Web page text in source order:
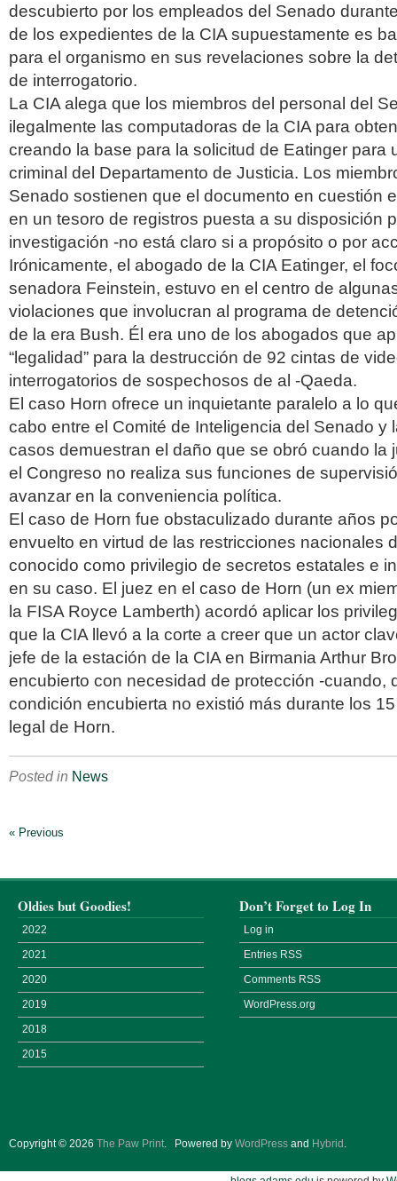
descubierto por los empleados del Senado
de los expedientes de la CIA supuestamente es
para el organismo en sus revelaciones sobre la
de interrogatorio.
La CIA alega que los miembros del personal del
ilegalmente las computadoras de la CIA para
creando la base para la solicitud de Eatinger para
criminal del Departamento de Justicia. Los
Senado sostienen que el documento en cuestión
en un tesoro de registros puesta a su disposición
investigación -no está claro si a propósito o por
Irónicamente, el abogado de la CIA Eatinger, el
senadora Feinstein, estuvo en el centro de
violaciones que involucran al programa de
de la era Bush. Él era uno de los abogados que
“legalidad” para la destrucción de 92 cintas de
interrogatorios de sospechosos de al -Qaeda.
El caso Horn ofrece un inquietante paralelo a lo
cabo entre el Comité de Inteligencia del Senado y
casos demuestran el daño que se obró cuando la
el Congreso no realiza sus funciones de
avanzar en la conveniencia política.
El caso de Horn fue obstaculizado durante años
envuelto en virtud de las restricciones nacionales
conocido como privilegio de secretos estatales e
en su caso. El juez en el caso de Horn (un ex
la FISA Royce Lamberth) acordó aplicar los
que la CIA llevó a la corte a creer que un actor
jefe de la estación de la CIA en Birmania Arthur
encubierto con necesidad de protección -cuando,
condición encubierta no existió más durante los
legal de Horn.
Posted in News
« Previous
Oldies but Goodies!
2022
2021
2020
2019
2018
2015
Don’t Forget to Log In
Log in
Entries RSS
Comments RSS
WordPress.org
Copyright © 2026 The Paw Print. Powered by WordPress and Hybrid .